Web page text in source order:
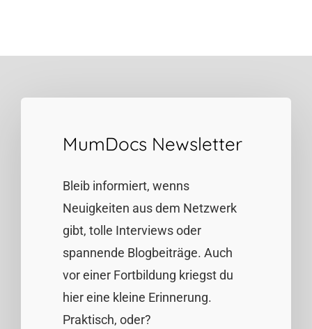
MumDocs Newsletter
Bleib informiert, wenns
Neuigkeiten aus dem Netzwerk
gibt, tolle Interviews oder
spannende Blogbeiträge. Auch
vor einer Fortbildung kriegst du
hier eine kleine Erinnerung.
Praktisch, oder?